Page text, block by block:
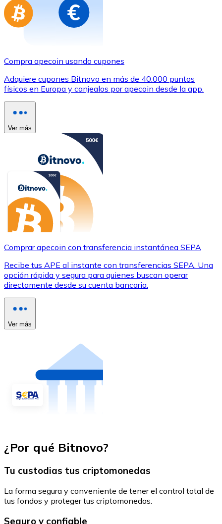
Compra apecoin usando cupones
Adquiere cupones Bitnovo en más de 40.000 puntos
físicos en Europa y canjealos por apecoin desde la app.
Ver más
Comprar apecoin con transferencia instantánea SEPA
Recibe tus APE al instante con transferencias SEPA. Una
opción rápida y segura para quienes buscan operar
directamente desde su cuenta bancaria.
Ver más
¿Por qué Bitnovo?
Tu custodias tus criptomonedas
La forma segura y conveniente de tener el control total de
tus fondos y proteger tus criptomonedas.
Seguro y confiable